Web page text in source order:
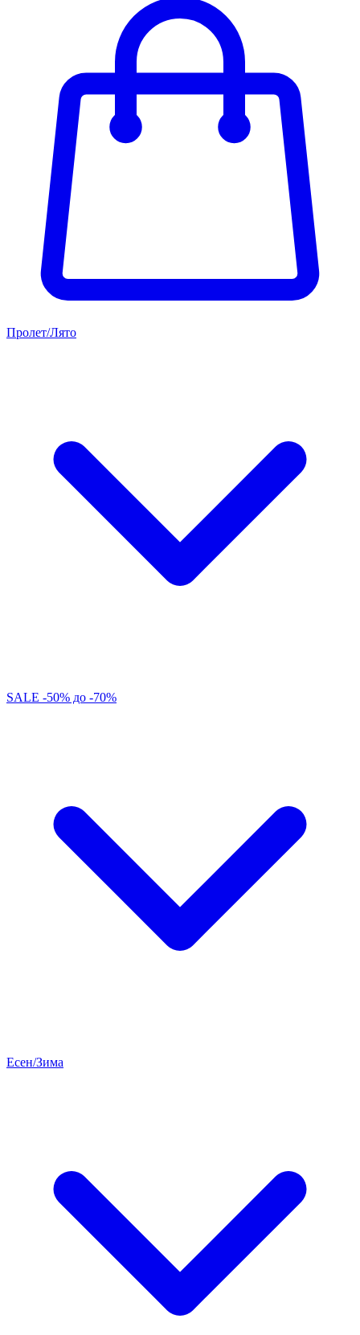
Пролет/Лято
SALE -50% до -70%
Есен/Зима